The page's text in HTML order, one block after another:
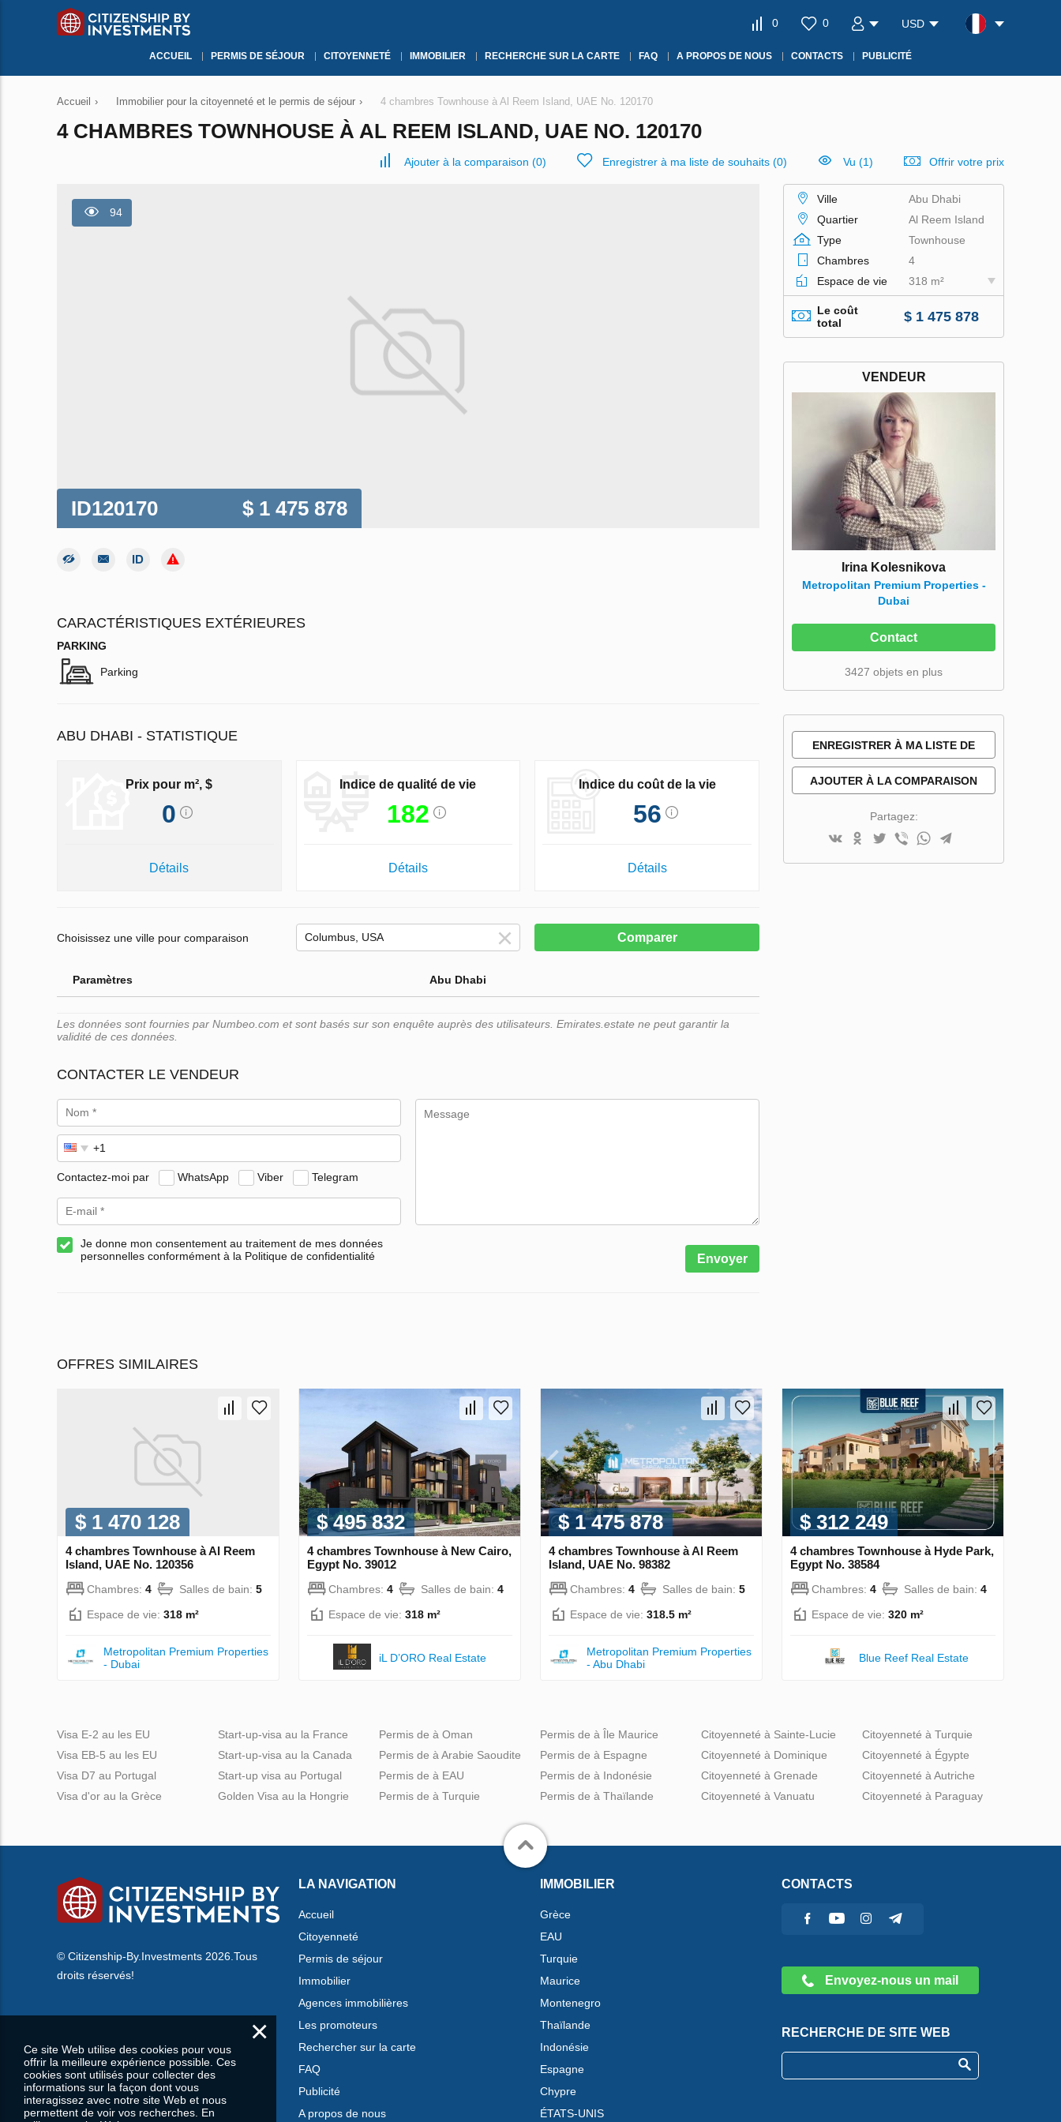
0 0 USD
ACCUEIL PERMIS DE SÉJOUR CITOYENNETÉ IMMOBILIER RECHERCHE SUR LA CARTE FAQ A PROPOS DE NOUS CONTACTS PUBLICITÉ
Accueil › Immobilier pour la citoyenneté et le permis de séjour › 4 chambres Townhouse à Al Reem Island, UAE No. 120170
4 CHAMBRES TOWNHOUSE À AL REEM ISLAND, UAE NO. 120170
Ajouter à la comparaison (0) Enregistrer à ma liste de souhaits (0) Vu (1) Offrir votre prix
94
ID120170 $ 1 475 878
CARACTÉRISTIQUES EXTÉRIEURES
PARKING
Parking
ABU DHABI - STATISTIQUE
Prix pour m², $
0
Détails
Indice de qualité de vie
182
Détails
Indice du coût de la vie
56
Détails
Choisissez une ville pour comparaison Comparer
Paramètres Abu Dhabi
Les données sont fournies par Numbeo.com et sont basés sur son enquête auprès des utilisateurs. Emirates.estate ne peut garantir la
validité de ces données.
CONTACTER LE VENDEUR
Contactez-moi par WhatsApp Viber Telegram
Je donne mon consentement au traitement de mes données
personnelles conformément à la Politique de confidentialité
Envoyer
Ville
Abu Dhabi
Quartier
Al Reem Island
Type
Townhouse
Chambres
4
Espace de vie
318 m²
Le coût
total
$ 1 475 878
VENDEUR
Irina Kolesnikova
Metropolitan Premium Properties -
Dubai
Contact
3427 objets en plus
ENREGISTRER À MA LISTE DE
SOUHAITS
AJOUTER À LA COMPARAISON
Partagez:
OFFRES SIMILAIRES
$ 1 470 128
4 chambres Townhouse à Al Reem
Island, UAE No. 120356
Chambres: 4 Salles de bain: 5
Espace de vie: 318 m²
Metropolitan Premium Properties
- Dubai
$ 495 832
4 chambres Townhouse à New Cairo,
Egypt No. 39012
Chambres: 4 Salles de bain: 4
Espace de vie: 318 m²
iL D’ORO Real Estate
$ 1 475 878
4 chambres Townhouse à Al Reem
Island, UAE No. 98382
Chambres: 4 Salles de bain: 5
Espace de vie: 318.5 m²
Metropolitan Premium Properties
- Abu Dhabi
$ 312 249
4 chambres Townhouse à Hyde Park,
Egypt No. 38584
Chambres: 4 Salles de bain: 4
Espace de vie: 320 m²
Blue Reef Real Estate
Visa E-2 au les EU
Visa EB-5 au les EU
Visa D7 au Portugal
Visa d'or au la Grèce
Start-up-visa au la France
Start-up-visa au la Canada
Start-up visa au Portugal
Golden Visa au la Hongrie
Permis de à Oman
Permis de à Arabie Saoudite
Permis de à EAU
Permis de à Turquie
Permis de à Île Maurice
Permis de à Espagne
Permis de à Indonésie
Permis de à Thaïlande
Citoyenneté à Sainte-Lucie
Citoyenneté à Dominique
Citoyenneté à Grenade
Citoyenneté à Vanuatu
Citoyenneté à Turquie
Citoyenneté à Égypte
Citoyenneté à Autriche
Citoyenneté à Paraguay
© Citizenship-By.Investments 2026.Tous
droits réservés!
LA NAVIGATION
Accueil
Citoyenneté
Permis de séjour
Immobilier
Agences immobilières
Les promoteurs
Rechercher sur la carte
FAQ
Publicité
A propos de nous
IMMOBILIER
Grèce
EAU
Turquie
Maurice
Montenegro
Thaïlande
Indonésie
Espagne
Chypre
ÉTATS-UNIS
CONTACTS
Envoyez-nous un mail
RECHERCHE DE SITE WEB
×
Ce site Web utilise des cookies pour vous
offrir la meilleure expérience possible. Ces
cookies sont utilisés pour collecter des
informations sur la façon dont vous
interagissez avec notre site Web et nous
permettent de voir vos recherches. En